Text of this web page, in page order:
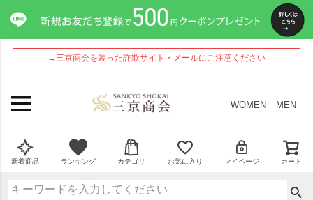
→三京商会を装った詐欺サイト・メールにご注意ください
WOMEN MEN
新着商品 ランキング カテゴリ お気に入り マイページ カート